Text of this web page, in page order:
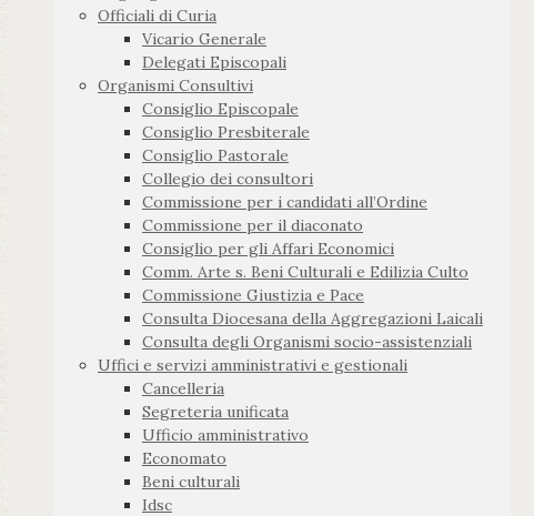
Officiali di Curia
Vicario Generale
Delegati Episcopali
Organismi Consultivi
Consiglio Episcopale
Consiglio Presbiterale
Consiglio Pastorale
Collegio dei consultori
Commissione per i candidati all’Ordine
Commissione per il diaconato
Consiglio per gli Affari Economici
Comm. Arte s. Beni Culturali e Edilizia Culto
Commissione Giustizia e Pace
Consulta Diocesana della Aggregazioni Laicali
Consulta degli Organismi socio-assistenziali
Uffici e servizi amministrativi e gestionali
Cancelleria
Segreteria unificata
Ufficio amministrativo
Economato
Beni culturali
Idsc